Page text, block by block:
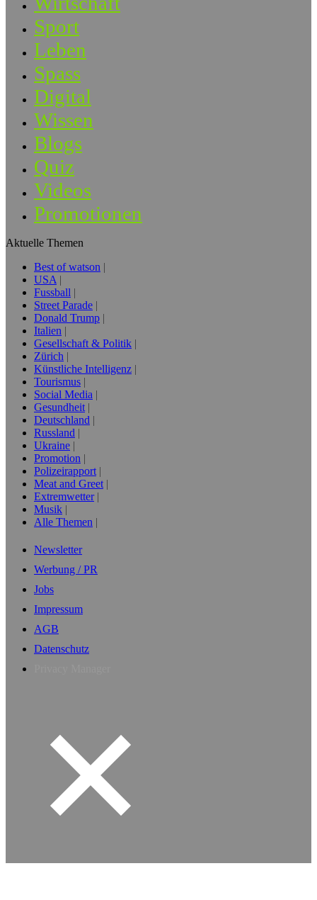
Sport
Leben
Spass
Digital
Wissen
Blogs
Quiz
Videos
Promotionen
Aktuelle Themen
Best of watson
USA
Fussball
Street Parade
Donald Trump
Italien
Gesellschaft & Politik
Zürich
Künstliche Intelligenz
Tourismus
Social Media
Gesundheit
Deutschland
Russland
Ukraine
Promotion
Polizeirapport
Meat and Greet
Extremwetter
Musik
Alle Themen
Newsletter
Werbung / PR
Jobs
Impressum
AGB
Datenschutz